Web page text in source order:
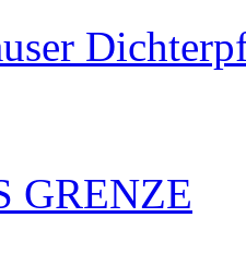
GRENZE